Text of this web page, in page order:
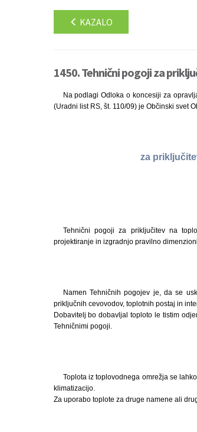
KAZALO
1450. Tehnični pogoji za
Na podlagi Odloka o koncesiji za
(Uradni list RS, št. 110/09) je Občinski svet
za
Tehnični pogoji za priključitev na
projektiranje in izgradnjo pravilno
Namen Tehničnih pogojev je, da se
priključnih cevovodov, toplotnih postaj in
Dobavitelj bo dobavljal toploto le tistim
Tehničnimi pogoji.
Toplota iz toplovodnega omrežja se
klimatizacijo.
Za uporabo toplote za druge namene ali